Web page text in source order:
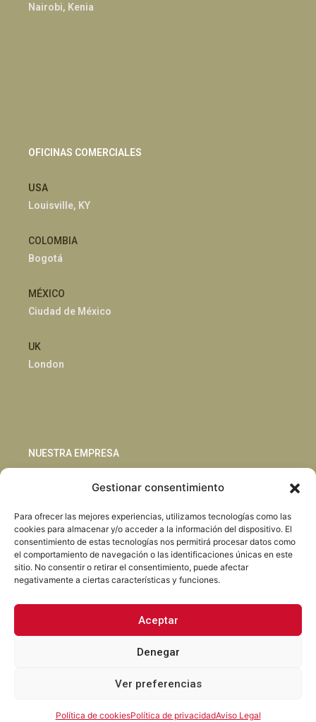
Gestionar consentimiento
Para ofrecer las mejores experiencias, utilizamos tecnologías como las
cookies para almacenar y/o acceder a la información del dispositivo. El
consentimiento de estas tecnologías nos permitirá procesar datos como
el comportamiento de navegación o las identificaciones únicas en este
sitio. No consentir o retirar el consentimiento, puede afectar
negativamente a ciertas características y funciones.
Aceptar
Denegar
Ver preferencias
Política de cookiesPolítica de privacidadAviso Legal
Nairobi, Kenia
OFICINAS COMERCIALES
USA
Louisville, KY
COLOMBIA
Bogotá
MÉXICO
Ciudad de México
UK
London
NUESTRA EMPRESA
Blog
Habla con nosotros
Torrent Closures · Todos los derechos reservados ·